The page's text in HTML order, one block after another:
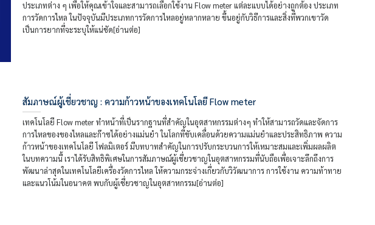
ประเภทต่าง ๆ เพื่อให้คุณเข้าใจและสามารถเลือกใช้งาน Flow meter แต่ละแบบได้อย่างถูกต้อง ประเภท
การวัดการไหล ในปัจจุบันมีประเภทการวัดการไหลอยู่หลากหลาย ขึ้นอยู่กับวิธีการและสิ่งที่พวกเขาวัด
เป็นการยากที่จะระบุให้แน่ชัด[อ่านต่อ]
สัมภาษณ์ผู้เชี่ยวชาญ : ความก้าวหน้าของเทคโนโลยี Flow meter
เทคโนโลยี Flow meter ทำหน้าที่เป็นรากฐานที่สำคัญในอุตสาหกรรมต่างๆ ทำให้สามารถวัดและจัดการ
การไหลของของไหลและก๊าซได้อย่างแม่นยำ ในโลกที่ขับเคลื่อนด้วยความแม่นยำและประสิทธิภาพ ความ
ก้าวหน้าของเทคโนโลยี โฟลมิเตอร์ มีบทบาทสำคัญในการปรับกระบวนการให้เหมาะสมและเพิ่มผลผลิต
ในบทความนี้ เราได้รับสิทธิพิเศษในการสัมภาษณ์ผู้เชี่ยวชาญในอุตสาหกรรมที่นับถือเพื่อเจาะลึกถึงการ
พัฒนาล่าสุดในเทคโนโลยีเครื่องวัดการไหล ให้ความกระจ่างเกี่ยวกับวิวัฒนาการ การใช้งาน ความท้าทาย
และแนวโน้มในอนาคต พบกับผู้เชี่ยวชาญในอุตสาหกรรม[อ่านต่อ]